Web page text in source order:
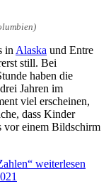
in Alaska und Entre
still. Bei
haben die
Jahren im
viel erscheinen,
dass Kinder
vor einem Bildschirm
weiterlesen